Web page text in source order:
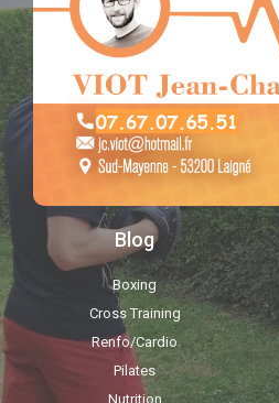
Blog
Boxing
Cross Training
Renfo/Cardio
Pilates
Nutrition